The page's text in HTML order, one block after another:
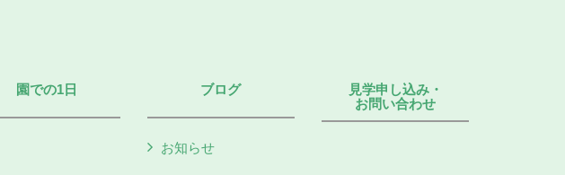
園での1日 ブログ
お知らせ
見学申し込み・
お問い合わせ